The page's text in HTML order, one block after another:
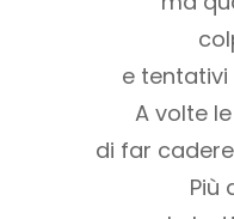
e
A volte
di far
Più